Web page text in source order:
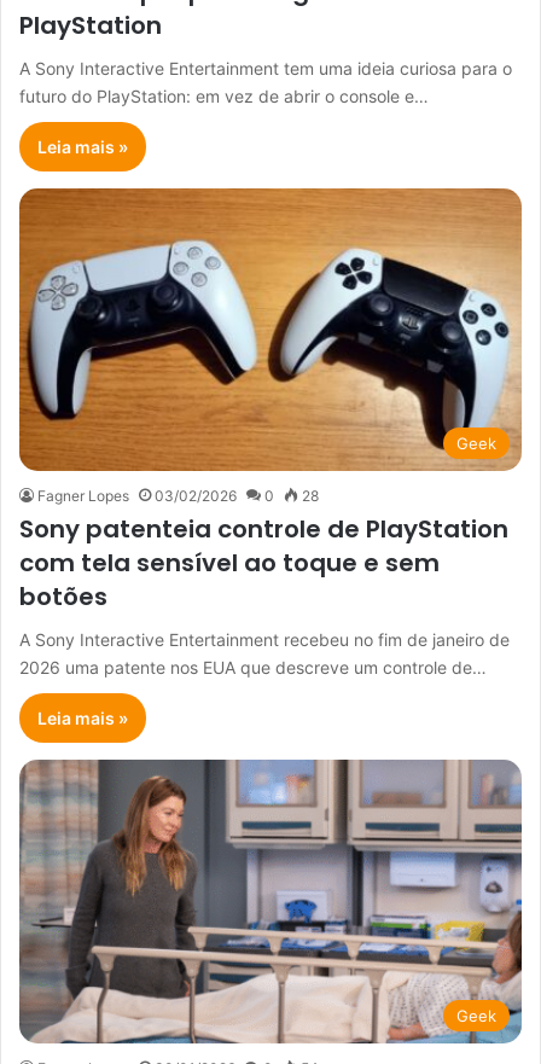
PlayStation
A Sony Interactive Entertainment tem uma ideia curiosa para o
futuro do PlayStation: em vez de abrir o console e…
Leia mais »
Geek
Fagner Lopes 03/02/2026 0 28
Sony patenteia controle de PlayStation
com tela sensível ao toque e sem
botões
A Sony Interactive Entertainment recebeu no fim de janeiro de
2026 uma patente nos EUA que descreve um controle de…
Leia mais »
Geek